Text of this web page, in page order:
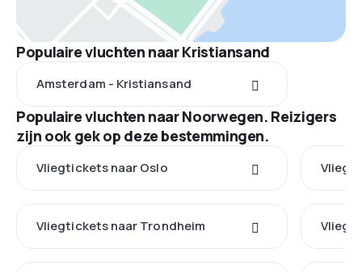
Populaire vluchten naar Kristiansand
Amsterdam - Kristiansand
Populaire vluchten naar Noorwegen. Reizigers
zijn ook gek op deze bestemmingen.
Vliegtickets naar Oslo
Vliegtickets naar Trondheim